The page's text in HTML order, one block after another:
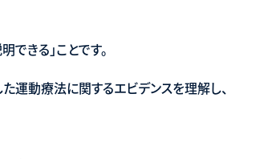
きる」ことです。
動療法に関するエビデンスを理解し、